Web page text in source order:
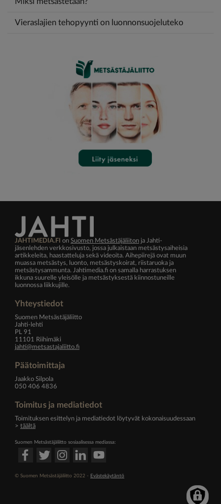
Vieraslajien tehopyynti on luonnonsuojeluteko
JAHTIMEDIA.FI on Suomen Metsästäjäliiton ja Jahti-
jäsenlehden verkkosivusto, jossa julkaistaan metsästysaiheisia
artikkeleita, haastatteluja sekä videoita. Aihepiirejä ovat muun
muassa metsästys, luonto, metsästyskoirat, riistaruoka ja
metsästysammunta. Jahtimedia.fi on samalla harrastuksen
ikkuna suurelle yleisölle ja metsästyksestä kiinnostuneille
luonnossa liikkujille.
Yhteystiedot
Suomen Metsästäjäliitto
Jahti-lehti
PL 91
11101 Riihimäki
jahti@metsastajaliitto.fi
Päätoimittaja
Jaakko Silpola
050 406 4836
Toimitus ja mediatiedot
Toimituksen esittelyn ja mediatiedot löytyvät kokonaisuudessaan
> täältä
Suomen Metsästäjäliitto sosiaalisessa mediassa:
© Suomen Metsästäjäliitto 2022 - Evästekäytäntö